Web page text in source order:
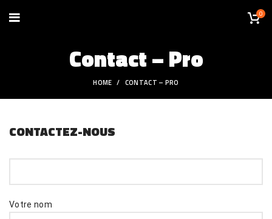
0
Contact – Pro
HOME CONTACT – PRO
CONTACTEZ-NOUS
Votre nom